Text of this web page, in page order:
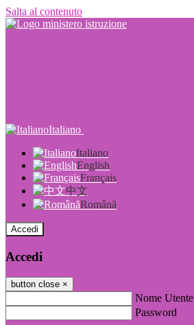
Salta al contenuto
Italiano
Italiano
English
Français
中文
Română
Accedi
Accedi
button close ×
Nome Utente
Password